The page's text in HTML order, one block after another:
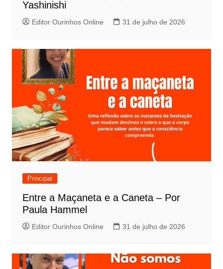
Yashinishi
Editor Ourinhos Online 31 de julho de 2026
Principal
Entre a Maçaneta e a Caneta – Por
Paula Hammel
Editor Ourinhos Online 31 de julho de 2026